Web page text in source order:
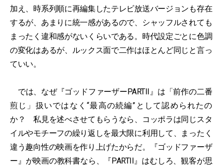
加え、時系列順に再編集したテレビ放送バージョンも存在
するが、あまりに統一感があるので、シャッフルされても
まったく違和感がないくらいである。時代設定ごとに色調
の変化はあるが、ルックス面で二作はほとんど同じと言っ
ていい。
では、なぜ『ゴッドファーザーPARTII』は「前作の二番
煎じ」扱いではなく“最高の続編”として認められたの
か？ 私見を述べさせてもらうなら、コッポラは同じスタ
イルやモチーフの繰り返しを最大限に利用して、まったく
違う趣向性の映画を作り上げたからだ。『ゴッドファーザ
ー』が映画の教科書なら、『PARTII』はむしろ、観客が思